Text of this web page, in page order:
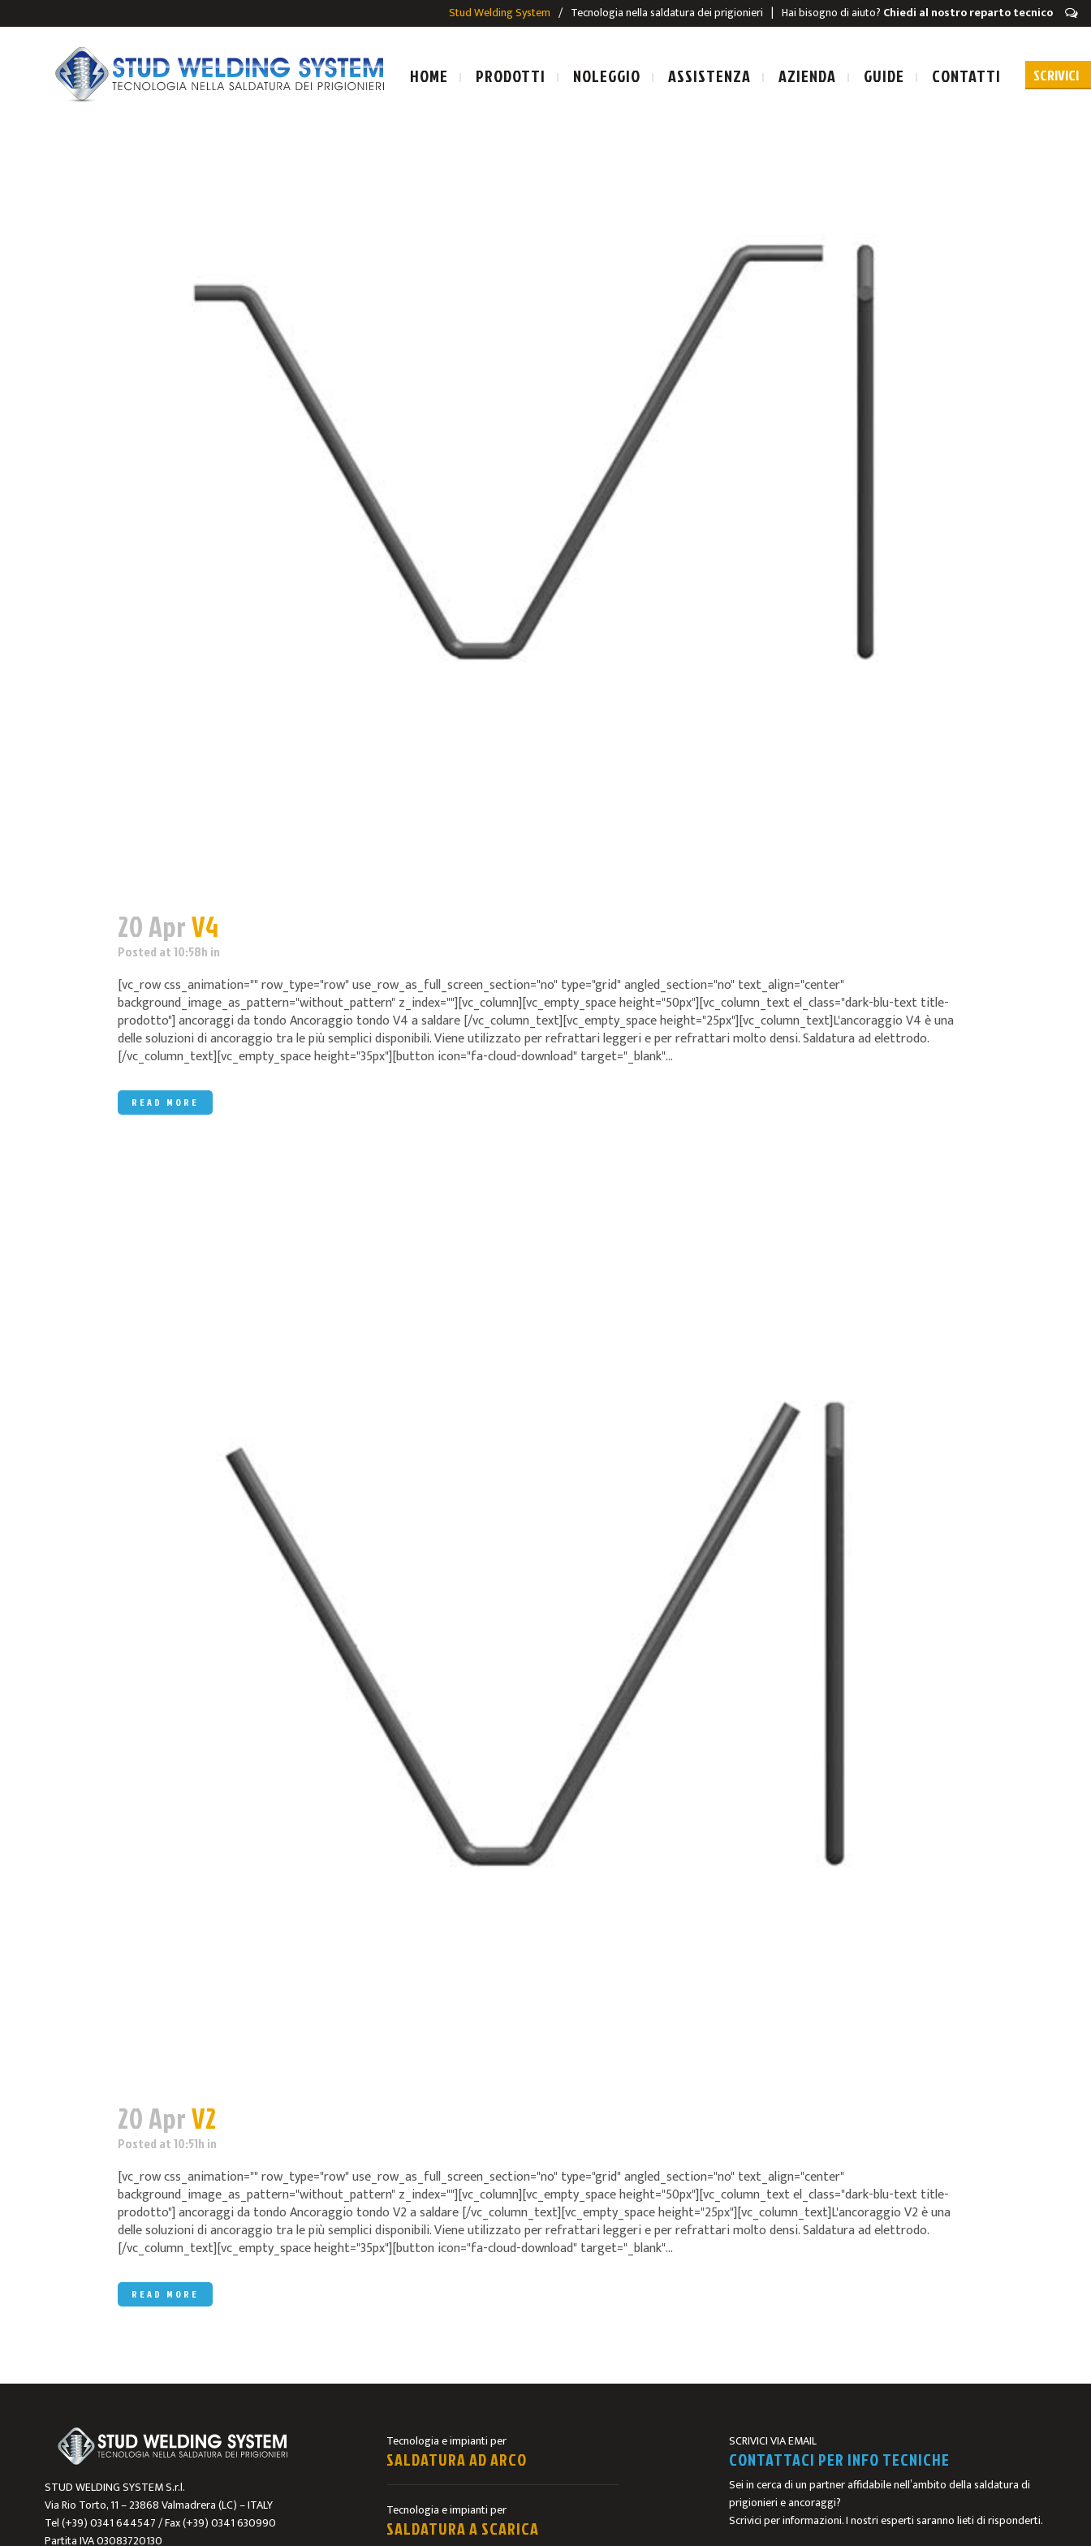
Stud Welding System / Tecnologia nella saldatura dei prigionieri | Hai bisogno di aiuto? Chiedi al nostro reparto tecnico
HOME PRODOTTI
ANCORAGGI PER SALDATURA AD ARCO
FERULE CERAMICHE
PRIGIONIERI PER SALDATURA A SCARICA
NOLEGGIO ASSISTENZA AZIENDA GUIDE CONTATTI
20 AprV4
Posted at 10:58h in
[vc_row css_animation="" row_type="row" use_row_as_full_screen_section="no" type="grid" angled_section="no" text_align="center"
background_image_as_pattern="without_pattern" z_index=""][vc_column][vc_empty_space height="50px"][vc_column_text el_class="dark-blu-text title-
prodotto"] ancoraggi da tondo Ancoraggio tondo V4 a saldare [/vc_column_text][vc_empty_space height="25px"][vc_column_text]L'ancoraggio V4 è una
delle soluzioni di ancoraggio tra le più semplici disponibili. Viene utilizzato per refrattari leggeri e per refrattari molto densi. Saldatura ad elettrodo.
[/vc_column_text][vc_empty_space height="35px"][button icon="fa-cloud-download" target="_blank"...
READ MORE
20 AprV2
Posted at 10:51h in
[vc_row css_animation="" row_type="row" use_row_as_full_screen_section="no" type="grid" angled_section="no" text_align="center"
background_image_as_pattern="without_pattern" z_index=""][vc_column][vc_empty_space height="50px"][vc_column_text el_class="dark-blu-text title-
prodotto"] ancoraggi da tondo Ancoraggio tondo V2 a saldare [/vc_column_text][vc_empty_space height="25px"][vc_column_text]L'ancoraggio V2 è una
delle soluzioni di ancoraggio tra le più semplici disponibili. Viene utilizzato per refrattari leggeri e per refrattari molto densi. Saldatura ad elettrodo.
[/vc_column_text][vc_empty_space height="35px"][button icon="fa-cloud-download" target="_blank"...
READ MORE
STUD WELDING SYSTEM S.r.l.
Via Rio Torto, 11 – 23868 Valmadrera (LC) – ITALY
Tel (+39) 0341 644547 / Fax (+39) 0341 630990
Partita IVA 03083720130
Tecnologia e impianti per
SALDATURA AD ARCO
Tecnologia e impianti per
SALDATURA A SCARICA
SCRIVICI VIA EMAIL
CONTATTACI PER INFO TECNICHE
Sei in cerca di un partner affidabile nell’ambito della saldatura di
prigionieri e ancoraggi?
Scrivici per informazioni. I nostri esperti saranno lieti di risponderti.